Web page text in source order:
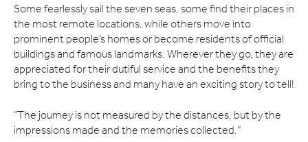
Some fearlessly sail the seven seas, some find their places in
the most remote locations, while others move into
prominent people’s homes or become residents of official
buildings and famous landmarks. Wherever they go, they are
appreciated for their dutiful service and the benefits they
bring to the business and many have an exciting story to tell!
”The journey is not measured by the distances, but by the
impressions made and the memories collected.”